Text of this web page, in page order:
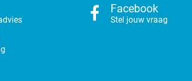
Facebook
Stel jouw vraag